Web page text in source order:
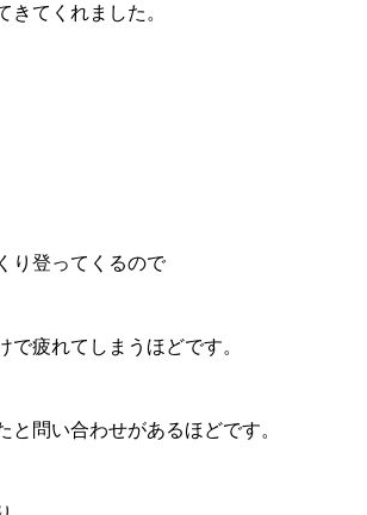
てくれました。
り登ってくるので
疲れてしまうほどです。
問い合わせがあるほどです。